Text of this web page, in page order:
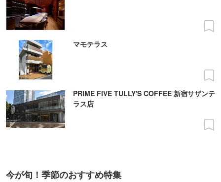
マモテラス
PRIME FIVE TULLY'S COFFEE 新宿サザンテ
ラス店
今が旬！季節のおすすめ特集